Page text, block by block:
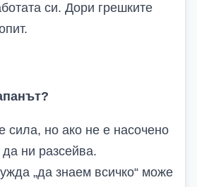
си. Дори грешките
сила, но ако не е насочено
ни разсейва.
„да знаем всичко“ може